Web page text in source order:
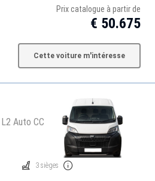
Prix catalogue à partir de
€ 50.675
Cette voiture m'intéresse
Auto CC
3 sièges